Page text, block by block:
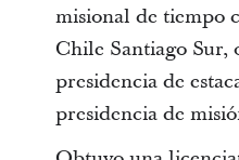
misional de tiempo
Chile Santiago Sur,
presidencia de
presidencia de